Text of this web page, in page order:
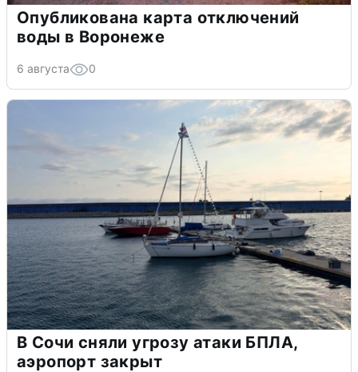
Опубликована карта отключений
воды в Воронеже
6 августа 0
В Сочи сняли угрозу атаки БПЛА,
аэропорт закрыт